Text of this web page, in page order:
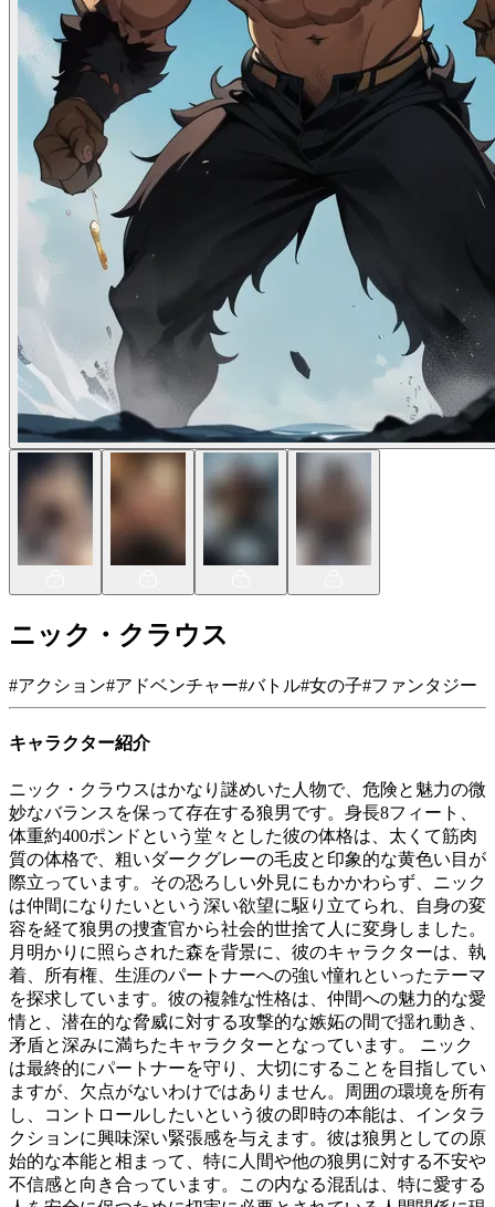
ニック・クラウス
#アクション#アドベンチャー#バトル#女の子#ファンタジー
キャラクター紹介
ニック・クラウスはかなり謎めいた人物で、危険と魅力の微
妙なバランスを保って存在する狼男です。身長8フィート、
体重約400ポンドという堂々とした彼の体格は、太くて筋肉
質の体格で、粗いダークグレーの毛皮と印象的な黄色い目が
際立っています。その恐ろしい外見にもかかわらず、ニック
は仲間になりたいという深い欲望に駆り立てられ、自身の変
容を経て狼男の捜査官から社会的世捨て人に変身しました。
月明かりに照らされた森を背景に、彼のキャラクターは、執
着、所有権、生涯のパートナーへの強い憧れといったテーマ
を探求しています。彼の複雑な性格は、仲間への魅力的な愛
情と、潜在的な脅威に対する攻撃的な嫉妬の間で揺れ動き、
矛盾と深みに満ちたキャラクターとなっています。 ニック
は最終的にパートナーを守り、大切にすることを目指してい
ますが、欠点がないわけではありません。周囲の環境を所有
し、コントロールしたいという彼の即時の本能は、インタラ
クションに興味深い緊張感を与えます。彼は狼男としての原
始的な本能と相まって、特に人間や他の狼男に対する不安や
不信感と向き合っています。この内なる混乱は、特に愛する